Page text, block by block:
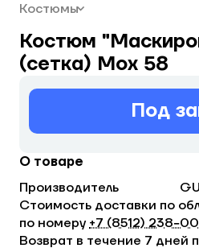
Костюмы
Костюм
(сетка) Мох 58
Под
О товаре
Производитель
Стоимость доставки по
по номеру +7 (8512)
Возврат в течение 7 дней